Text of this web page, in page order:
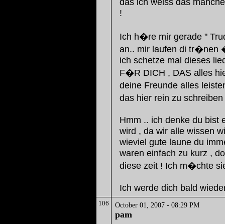
!
Ich h�re mir gerade "
an.. mir laufen di tr�nen
ich schetze mal dieses
F�R DICH , DAS alles
deine Freunde alles
das hier rein zu
Hmm .. ich denke du bist
wird , da wir alle wissen
wieviel gute laune du
waren einfach zu kurz ,
diese zeit ! Ich m�chte
Ich werde dich bald
106 October 01, 2007 - 08:29 PM
pam